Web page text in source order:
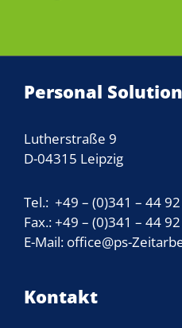
Personal
Lutherstraße 9
D-04315 Leipzig
Tel.: +49 – (0)341 – 44
Fax.: +49 – (0)341 – 44
E-Mail: office@ps-
Kontakt